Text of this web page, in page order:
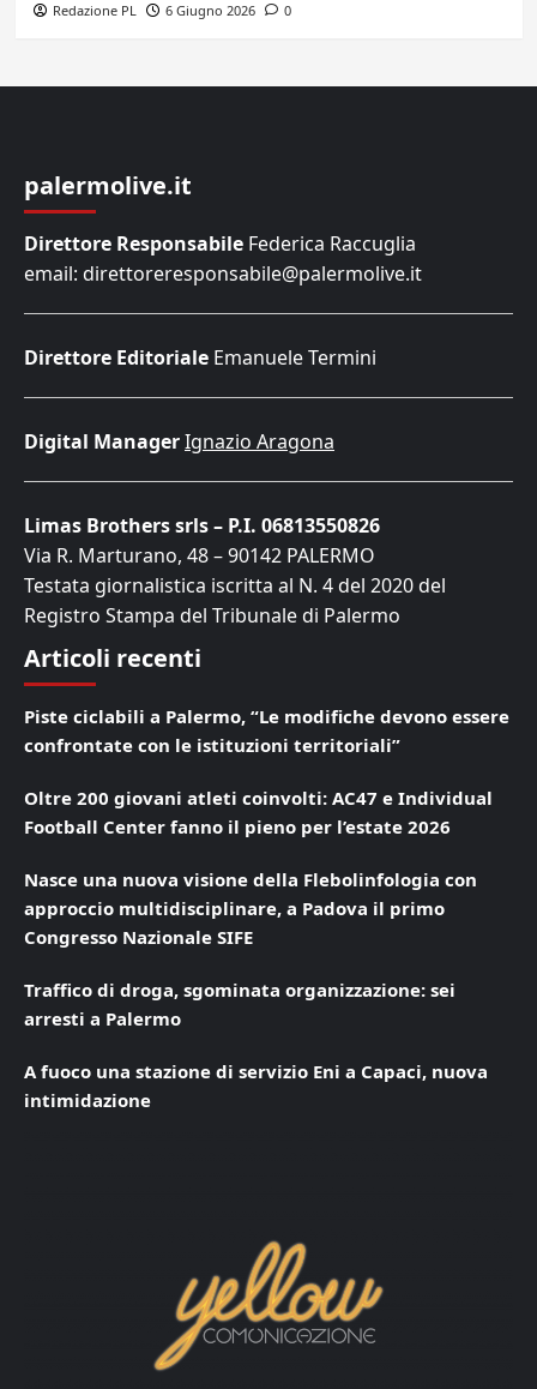
Redazione PL 6 Giugno 2026 0
palermolive.it
Direttore Responsabile Federica Raccuglia
email: direttoreresponsabile@palermolive.it
Direttore Editoriale Emanuele Termini
Digital ManagerIgnazio Aragona
Limas Brothers srls – P.I. 06813550826
Via R. Marturano, 48 – 90142 PALERMO
Testata giornalistica iscritta al N. 4 del 2020 del
Registro Stampa del Tribunale di Palermo
Articoli recenti
Piste ciclabili a Palermo, “Le modifiche devono essere
confrontate con le istituzioni territoriali”
Oltre 200 giovani atleti coinvolti: AC47 e Individual
Football Center fanno il pieno per l’estate 2026
Nasce una nuova visione della Flebolinfologia con
approccio multidisciplinare, a Padova il primo
Congresso Nazionale SIFE
Traffico di droga, sgominata organizzazione: sei
arresti a Palermo
A fuoco una stazione di servizio Eni a Capaci, nuova
intimidazione